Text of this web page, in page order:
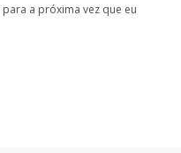
a próxima vez que eu